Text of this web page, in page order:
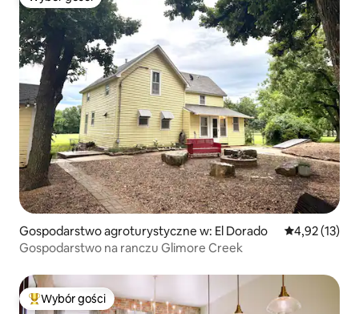
Wybór gości
Gospodarstwo agroturystyczne w: El Dorado Średnia
4,92 (13)
Gospodarstwo na ranczu Glimore Creek
Najpopularniejsze z kategorii Wybór gości
Wybór gości